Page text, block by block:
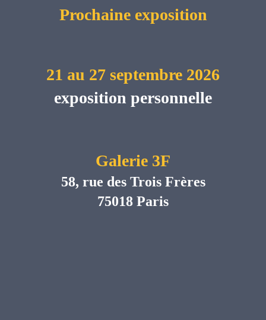
Prochaine exposition
21 au 27 septembre 2026
exposition personnelle
Galerie 3F
58, rue des Trois Frères
75018 Paris